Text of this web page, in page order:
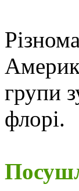
групи
флорі.